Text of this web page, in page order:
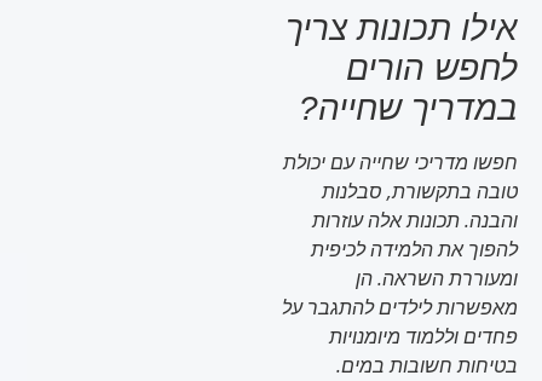
אילו תכונות צריך
לחפש הורים
במדריך שחייה?
חפשו מדריכי שחייה עם יכולת
טובה בתקשורת, סבלנות
והבנה. תכונות אלה עוזרות
להפוך את הלמידה לכיפית
ומעוררת השראה. הן
מאפשרות לילדים להתגבר על
פחדים וללמוד מיומנויות
בטיחות חשובות במים.